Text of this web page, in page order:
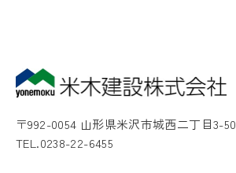
〒992-0054 山形県米沢市城西二丁目3-50
TEL.0238-22-6455